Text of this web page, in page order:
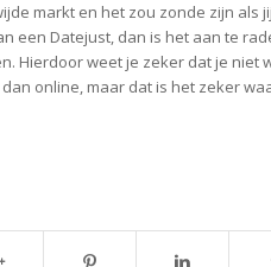
markt en het zou zonde zijn als
een Datejust, dan is het aan te
Hierdoor weet je zeker dat je niet
online, maar dat is het zeker